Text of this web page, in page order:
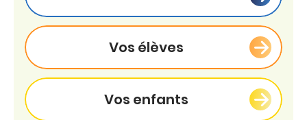
Vos élèves
Vos enfants